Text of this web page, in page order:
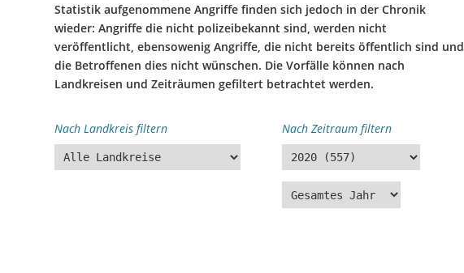
Bildungsangebote
Spenden
Hate Speech
SPRACHEN
Deutsch العربية
Português
Statistik aufgenommene Angriffe finden sich jedoch in der Chronik
wieder: Angriffe die nicht polizeibekannt sind, werden nicht
veröffentlicht, ebensowenig Angriffe, die nicht bereits öffentlich sind und
die Betroffenen dies nicht wünschen. Die Vorfälle können nach
Landkreisen und Zeiträumen gefiltert betrachtet werden.
Nach Landkreis filtern Nach Zeitraum filtern